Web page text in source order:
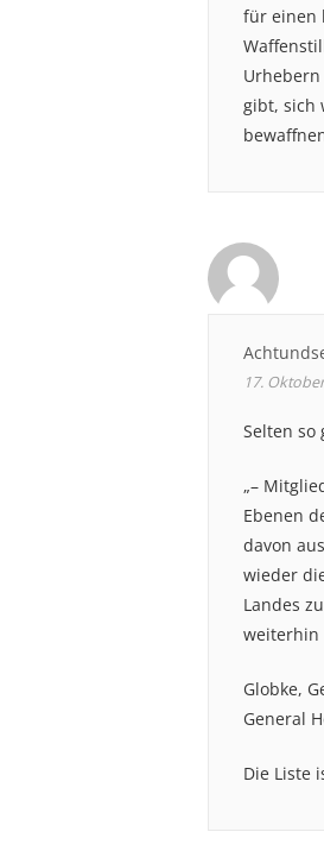
für einen
gibt, sich
17.
Selten so
„–
Ebenen
davon
wieder
Landes
weiterhin
Globke,
General
Die Liste